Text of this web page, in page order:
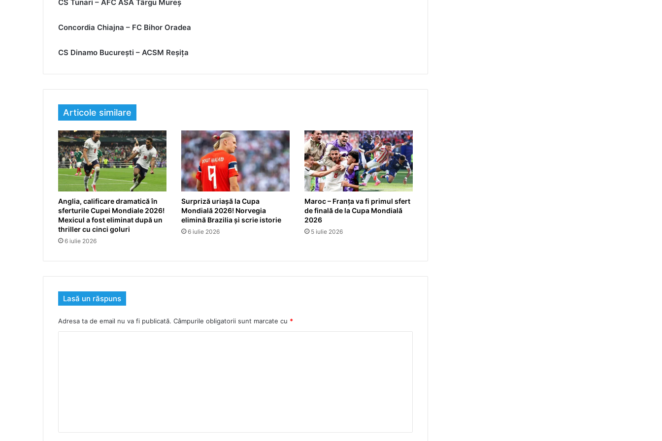
CS Tunari – AFC ASA Târgu Mureș
Concordia Chiajna – FC Bihor Oradea
CS Dinamo București – ACSM Reșița
Articole similare
Anglia, calificare dramatică în
sferturile Cupei Mondiale 2026!
Mexicul a fost eliminat după un
thriller cu cinci goluri
6 iulie 2026
Surpriză uriașă la Cupa
Mondială 2026! Norvegia
elimină Brazilia și scrie istorie
6 iulie 2026
Maroc – Franța va fi primul sfert
de finală de la Cupa Mondială
2026
5 iulie 2026
Lasă un răspuns
Adresa ta de email nu va fi publicată. Câmpurile obligatorii sunt marcate cu *